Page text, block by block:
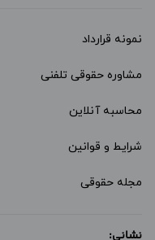
نمونه قرارداد‌
مشاوره حقوقی تلفنی
محاسبه آنلاین
شرایط و قوانین
مجله حقوقی
نشانی: